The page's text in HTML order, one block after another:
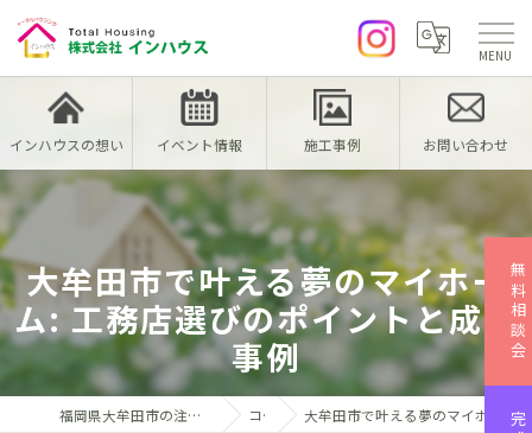
インハウスの想い イベント情報 施工事例 お問い合わせ
大牟田市で叶える夢のマイホー
ム: 工務店選びのポイントと成功
事例
福岡県大牟田市の注文住宅なら株式会社インハウス コラム 大牟田市で叶える夢のマイホーム: 工務店選びのポイントと成功事例
無料相談会